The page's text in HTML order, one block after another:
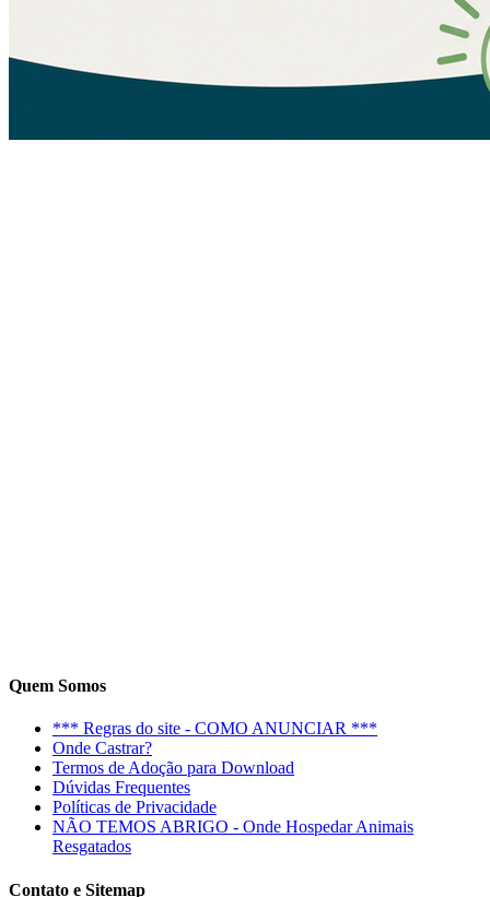
Quem Somos
*** Regras do site - COMO ANUNCIAR ***
Onde Castrar?
Termos de Adoção para Download
Dúvidas Frequentes
Políticas de Privacidade
NÃO TEMOS ABRIGO - Onde Hospedar Animais
Resgatados
Contato e Sitemap